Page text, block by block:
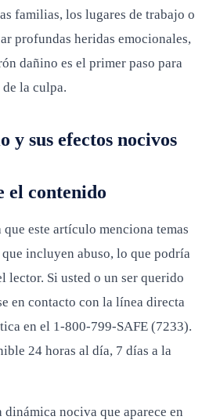
familias, los lugares de trabajo o
profundas heridas emocionales,
dañino es el primer paso para
la culpa.
y sus efectos nocivos
el contenido
este artículo menciona temas
incluyen abuso, lo que podría
lector. Si usted o un ser querido
en contacto con la línea directa
en el 1-800-799-SAFE (7233).
24 horas al día, 7 días a la
nociva que aparece en